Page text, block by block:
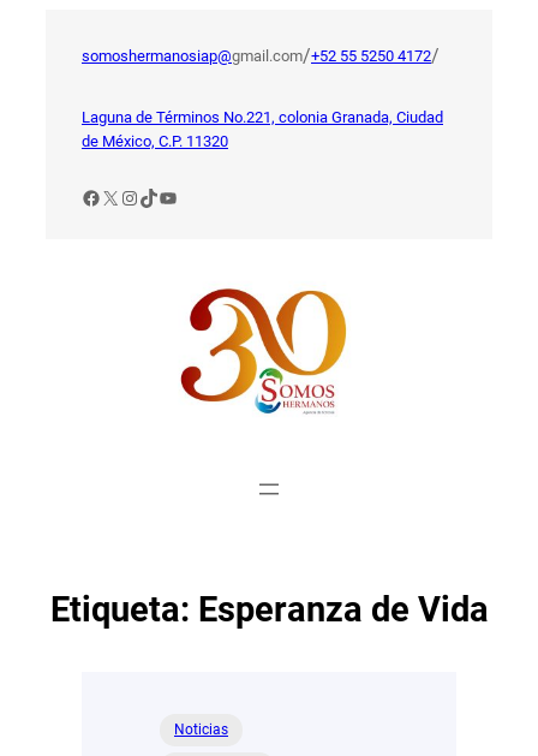
somoshermanosiap@gmail.com/+52 55 5250 4172/
Laguna de Términos No.221, colonia Granada, Ciudad
de México, C.P. 11320
Facebook
X Instagram
TikTok
YouTube
Etiqueta: Esperanza de Vida
Noticias